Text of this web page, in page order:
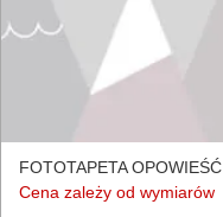
FOTOTAPETA
Cena zależy od wymiarów